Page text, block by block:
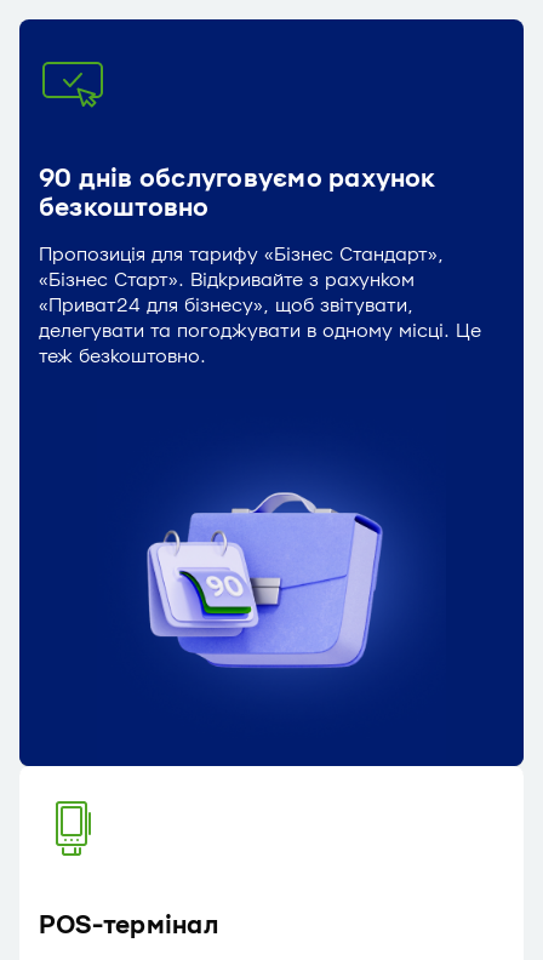
90 днів обслуговуємо рахунок
безкоштовно
Пропозиція для тарифу «Бізнес Стандарт»,
«Бізнес Старт». Відкривайте з рахунком
«Приват24 для бізнесу», щоб звітувати,
делегувати та погоджувати в одному місці. Це
теж безкоштовно.
POS-термінал